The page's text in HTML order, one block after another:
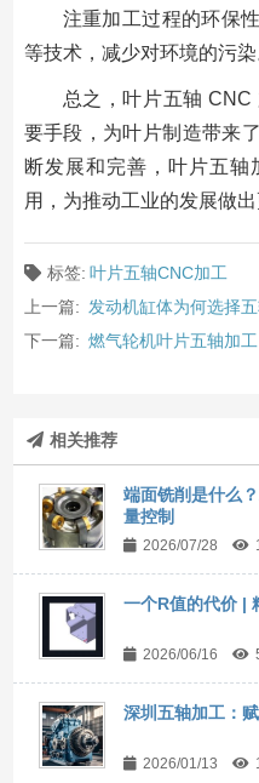
注重加工过程的环保
等技术，减少对环境的污染
总之，叶片五轴
要手段，为叶片制造带来
断发展和完善，叶片五
用，为推动工业的发展做出
标签: 叶片五轴CNC加工
上一篇: 发动机缸体为何选择
下一篇: 燃气轮机叶片五轴加
相关推荐
端面铣削是什么
量控制
2026/07/28
一个R值的代价 |
2026/06/16
深圳五轴加工：
2026/01/13